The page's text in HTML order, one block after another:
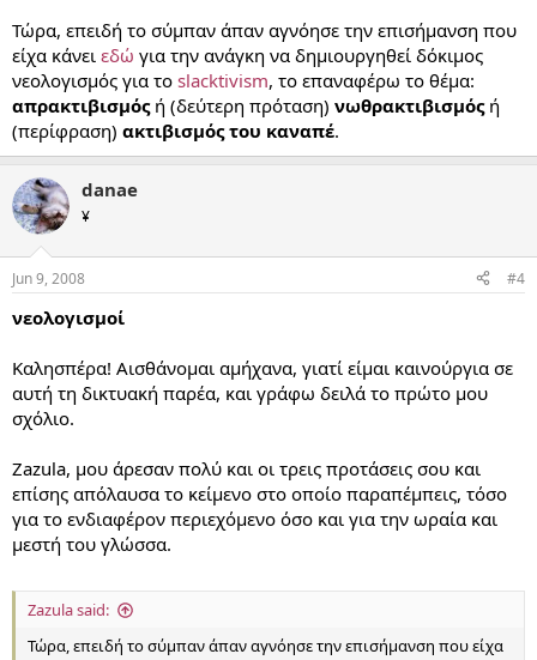
Τώρα, επειδή το σύμπαν άπαν αγνόησε την επισήμανση που
είχα κάνει εδώ για την ανάγκη να δημιουργηθεί δόκιμος
νεολογισμός για το slacktivism, το επαναφέρω το θέμα:
απρακτιβισμόςή (δεύτερη πρόταση) νωθρακτιβισμόςή
(περίφραση) ακτιβισμός του καναπέ.
danae
¥
Jun 9, 2008 #4
νεολογισμοί
Καλησπέρα! Αισθάνομαι αμήχανα, γιατί είμαι καινούργια σε
αυτή τη δικτυακή παρέα, και γράφω δειλά το πρώτο μου
σχόλιο.
Zazula, μου άρεσαν πολύ και οι τρεις προτάσεις σου και
επίσης απόλαυσα το κείμενο στο οποίο παραπέμπεις, τόσο
για το ενδιαφέρον περιεχόμενο όσο και για την ωραία και
μεστή του γλώσσα.
Zazula said:
Τώρα, επειδή το σύμπαν άπαν αγνόησε την επισήμανση που είχα